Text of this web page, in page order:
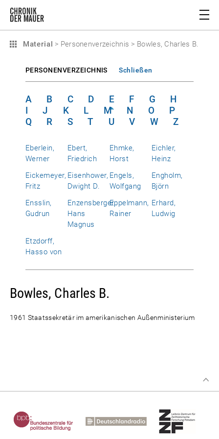
Material > Personenverzeichnis > Bowles, Charles B.
PERSONENVERZEICHNIS Schließen
A B C D E F G
H
I
J K L M N O
P
Q
R S T U V W Z
Eberlein,
Werner
Ebert,
Friedrich
Ehmke,
Horst
Eichler,
Heinz
Eickemeyer,
Fritz
Eisenhower,
Dwight D.
Engels,
Wolfgang
Engholm,
Björn
Ensslin,
Gudrun
Enzensberger,
Hans
Magnus
Eppelmann,
Rainer
Erhard,
Ludwig
Etzdorff,
Hasso von
Bowles, Charles B.
1961 Staatssekretär im amerikanischen Außenministerium